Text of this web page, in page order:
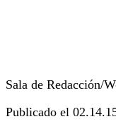
Sala de Redacción/
Publicado el